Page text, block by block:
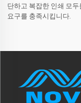
단하고 복잡한 인쇄 모
요구를 충족시킵니다.